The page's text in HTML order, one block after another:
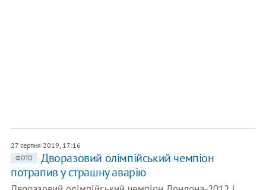
27 серпня 2019, 17:16
ФОТО
Дворазовий олімпійський чемпіон
потрапив у страшну аварію